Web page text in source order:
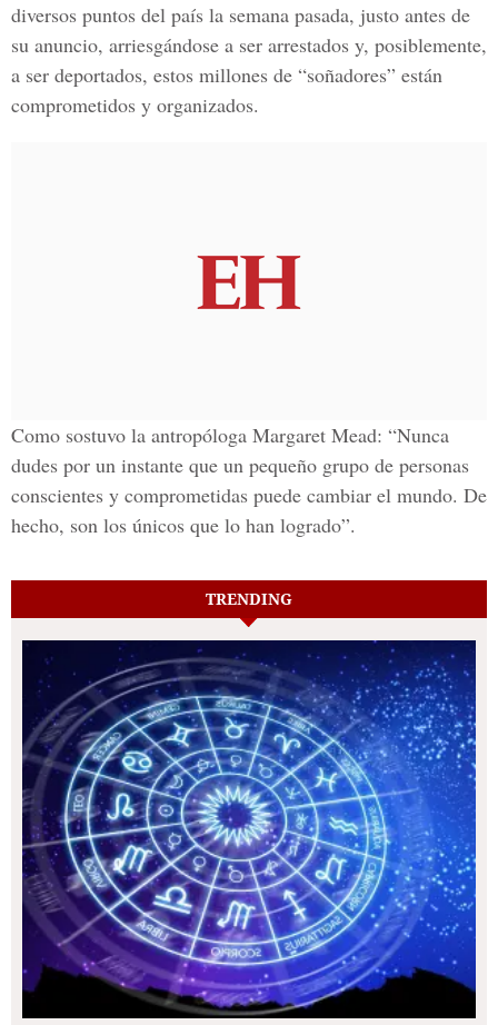
diversos puntos del país la semana pasada, justo antes de
su anuncio, arriesgándose a ser arrestados y, posiblemente,
a ser deportados, estos millones de “soñadores” están
comprometidos y organizados.
Como sostuvo la antropóloga Margaret Mead: “Nunca
dudes por un instante que un pequeño grupo de personas
conscientes y comprometidas puede cambiar el mundo. De
hecho, son los únicos que lo han logrado”.
TRENDING